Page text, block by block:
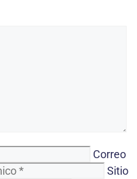
Correo
Sitio